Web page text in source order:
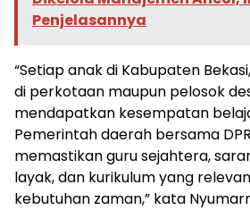
Penjelasannya
“Setiap anak di Kabupaten
di perkotaan maupun pelosok
mendapatkan kesempatan
Pemerintah daerah bersama
memastikan guru sejahtera,
layak, dan kurikulum yang
kebutuhan zaman,” kata